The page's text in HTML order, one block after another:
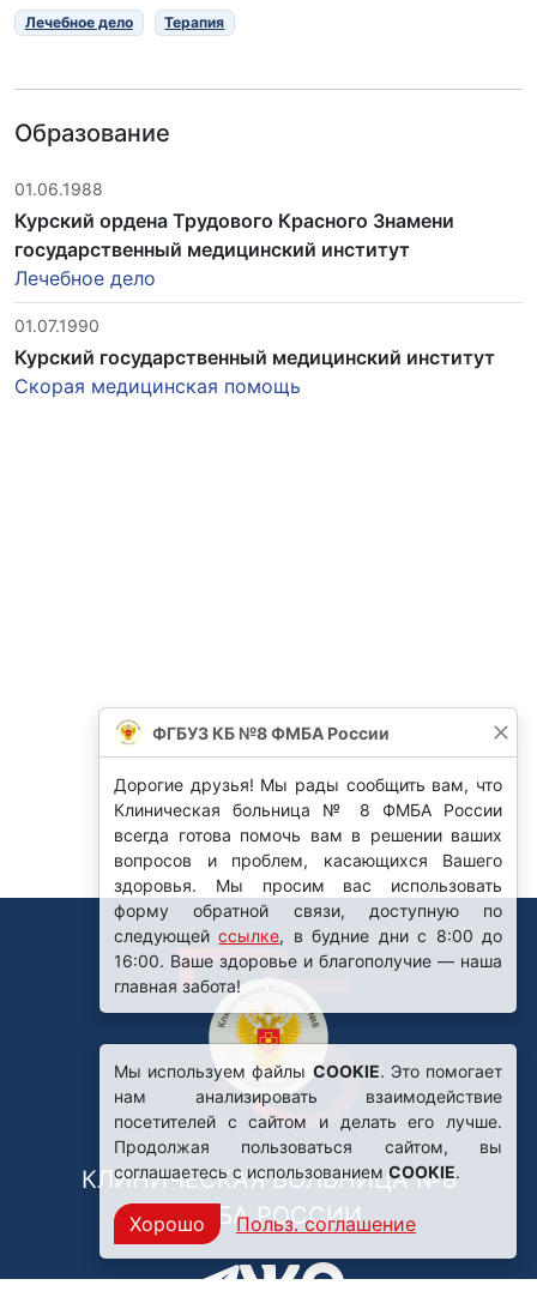
Лечебное дело Терапия
Образование
01.06.1988
Курский ордена Трудового Красного Знамени
государственный медицинский институт
Лечебное дело
01.07.1990
Курский государственный медицинский институт
Скорая медицинская помощь
КЛИНИЧЕСКАЯ БОЛЬНИЦА №8
ФМБА РОССИИ
ФГБУЗ КБ №8 ФМБА России
Дорогие друзья! Мы рады сообщить вам, что
Клиническая больница № 8 ФМБА России
всегда готова помочь вам в решении ваших
вопросов и проблем, касающихся Вашего
здоровья. Мы просим вас использовать
форму обратной связи, доступную по
следующейссылке, в будние дни с 8:00 до
16:00. Ваше здоровье и благополучие — наша
главная забота!
Мы используем файлы COOKIE. Это помогает
нам анализировать взаимодействие
посетителей с сайтом и делать его лучше.
Продолжая пользоваться сайтом, вы
соглашаетесь с использованиемCOOKIE.
Хорошо Польз. соглашение